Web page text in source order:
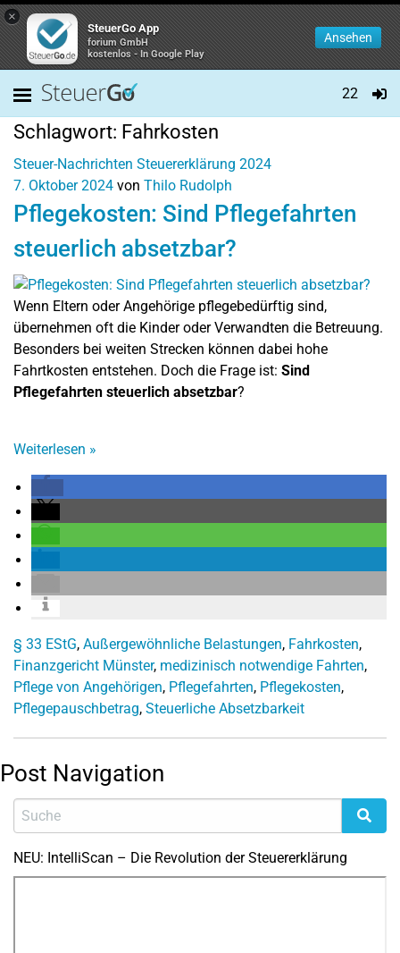
×
SteuerGo App
forium GmbH
kostenlos - In Google Play
Ansehen
22
Schlagwort: Fahrkosten
Steuer-Nachrichten Steuererklärung 2024
7. Oktober 2024 von Thilo Rudolph
Pflegekosten: Sind Pflegefahrten
steuerlich absetzbar?
Wenn Eltern oder Angehörige pflegebedürftig sind,
übernehmen oft die Kinder oder Verwandten die Betreuung.
Besonders bei weiten Strecken können dabei hohe
Fahrtkosten entstehen. Doch die Frage ist: Sind
Pflegefahrten steuerlich absetzbar?
Weiterlesen »
§ 33 EStG, Außergewöhnliche Belastungen, Fahrkosten,
Finanzgericht Münster, medizinisch notwendige Fahrten,
Pflege von Angehörigen, Pflegefahrten, Pflegekosten,
Pflegepauschbetrag, Steuerliche Absetzbarkeit
Post Navigation
NEU: IntelliScan – Die Revolution der Steuererklärung